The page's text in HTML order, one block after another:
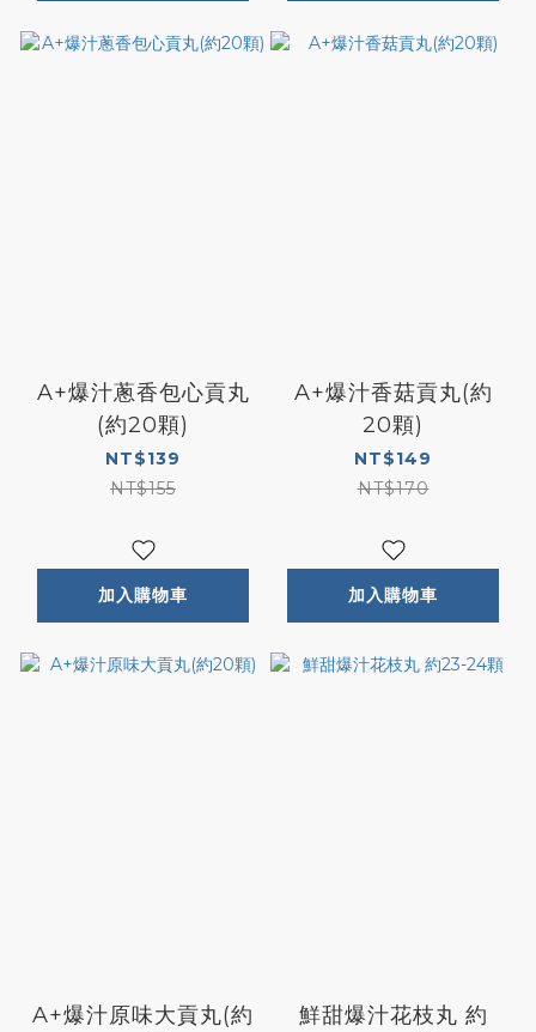
A+爆汁蔥香包心貢丸
(約20顆)
NT$139
NT$155
加入購物車
A+爆汁香菇貢丸(約
20顆)
NT$149
NT$170
加入購物車
A+爆汁原味大貢丸(約
鮮甜爆汁花枝丸 約